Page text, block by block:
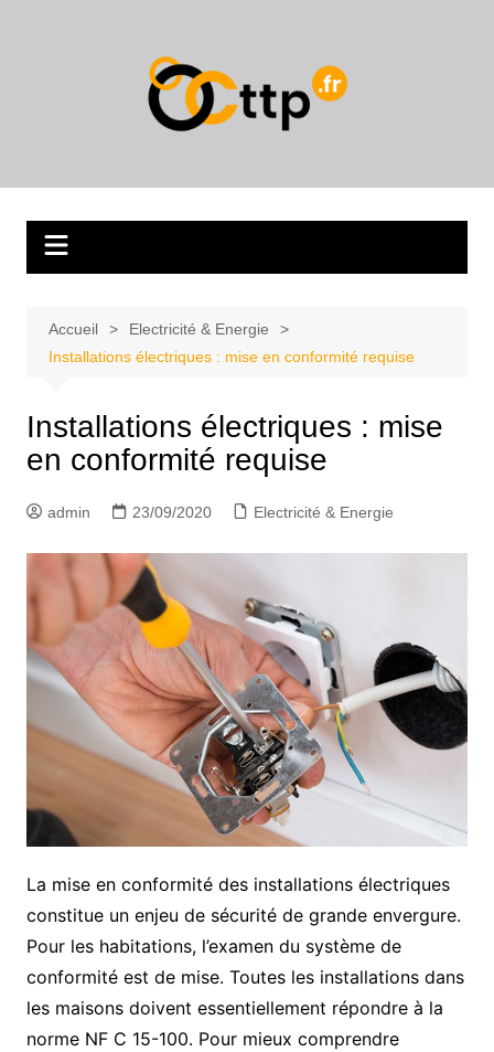
Accueil
Electricité & Energie
Installations électriques : mise en conformité requise
Installations électriques : mise
en conformité requise
admin 23/09/2020 Electricité & Energie
La mise en conformité des installations électriques
constitue un enjeu de sécurité de grande envergure.
Pour les habitations, l’examen du système de
conformité est de mise. Toutes les installations dans
les maisons doivent essentiellement répondre à la
norme NF C 15-100. Pour mieux comprendre